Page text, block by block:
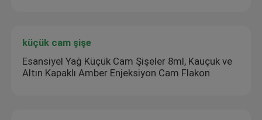
Farmasötik Cam Ampuller
küçük cam şişe
Esansiyel Yağ Küçük Cam Şişeler 8ml, Kauçuk ve
Altın Kapaklı Amber Enjeksiyon Cam Flakon